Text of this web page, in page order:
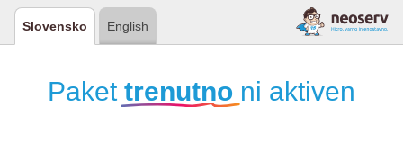
Slovensko English
Paket trenutno ni aktiven